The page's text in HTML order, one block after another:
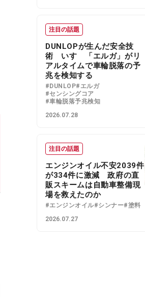
注目の話題
DUNLOPが生んだ安全技
術 いすゞ「エルガ」がリ
アルタイムで車輪脱落の予
兆を検知する
#DUNLOP#エルガ
#センシングコア
#車輪脱落予兆検知
2026.07.28
注目の話題
エンジンオイル不安2039件
が334件に激減 政府の直
販スキームは自動車整備現
場を救えたのか
#エンジンオイル#シンナー#塗料
2026.07.27